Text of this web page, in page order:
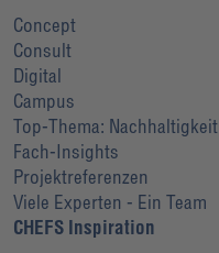
Concept
Consult
Digital
Campus
Top-Thema: Nachhaltigkeit
Fach-Insights
Projektreferenzen
Viele Experten - Ein Team
CHEFS Inspiration